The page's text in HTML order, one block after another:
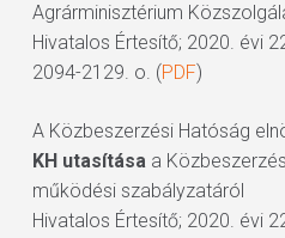
Agrárminisztérium
Hivatalos Értesítő; 2020. évi
2094-2129. o. (PDF)
A Közbeszerzési Hatóság
KH utasításaa
működési szabályzatáról
Hivatalos Értesítő; 2020. évi